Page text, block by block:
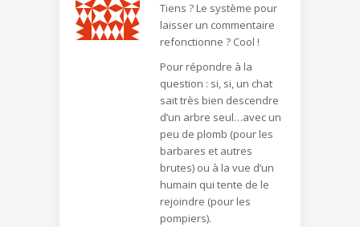
Tiens ? Le système pour
laisser un commentaire
refonctionne ? Cool !
Pour répondre à la
question : si, si, un chat
sait très bien descendre
d’un arbre seul…avec un
peu de plomb (pour les
barbares et autres
brutes) ou à la vue d’un
humain qui tente de le
rejoindre (pour les
pompiers).